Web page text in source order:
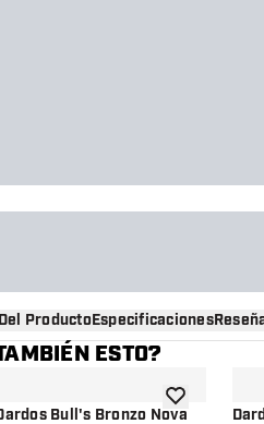
ProductoEspecificaciones
ESTO?
Bull's Bronzo Novaañadir a la